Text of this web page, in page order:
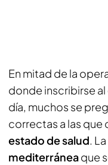
En mitad de la
donde inscribirse
día, muchos se
correctas a las que
estado de salud.
mediterráneaque